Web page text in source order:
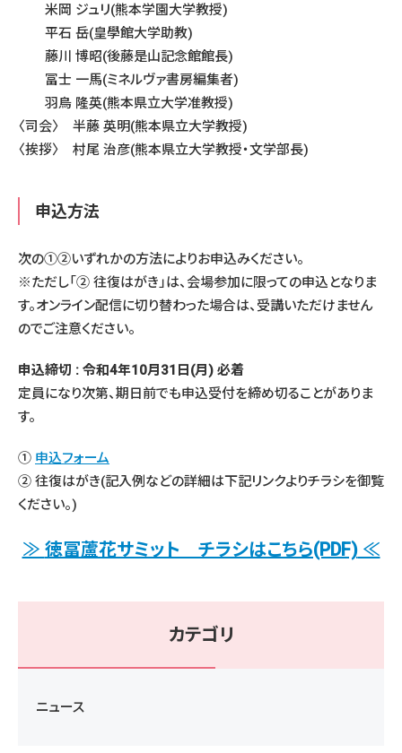
米岡 ジュリ(熊本学園大学教授)
平石 岳(皇學館大学助教)
藤川 博昭(後藤是山記念館館長)
冨士 一馬(ミネルヴァ書房編集者)
羽鳥 隆英(熊本県立大学准教授)
〈司会〉 半藤 英明(熊本県立大学教授)
〈挨拶〉 村尾 治彦(熊本県立大学教授・文学部長)
申込方法
次の①②いずれかの方法によりお申込みください。
※ただし「② 往復はがき」は、会場参加に限っての申込となりま
す。オンライン配信に切り替わった場合は、受講いただけません
のでご注意ください。
申込締切 : 令和4年10月31日(月) 必着
定員になり次第、期日前でも申込受付を締め切ることがありま
す。
① 申込フォーム
② 往復はがき(記入例などの詳細は下記リンクよりチラシを御覧
ください。)
≫ 徳冨蘆花サミット チラシはこちら(PDF)≪
カテゴリ
ニュース